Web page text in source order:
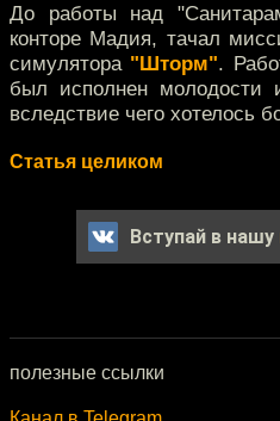
До работы над
конторе Мадия, тачал
симулятора "Шторм".
был исполнен молодости
вследствие чего хотелось
Статья целиком
Вступай в нашу
полезные ссылки